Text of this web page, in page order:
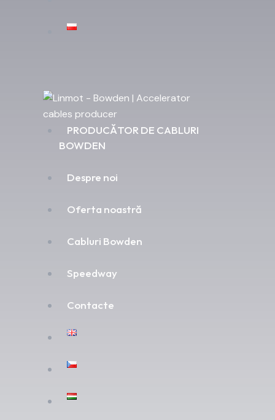
PRODUCĂTOR DE CABLURI
BOWDEN
Despre noi
Oferta noastră
Cabluri Bowden
Speedway
Contacte